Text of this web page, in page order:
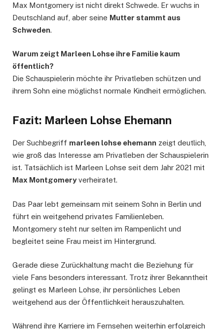
Max Montgomery ist nicht direkt Schwede. Er wuchs in
Deutschland auf, aber seine Mutter stammt aus
Schweden.
Warum zeigt Marleen Lohse ihre Familie kaum
öffentlich?
Die Schauspielerin möchte ihr Privatleben schützen und
ihrem Sohn eine möglichst normale Kindheit ermöglichen.
Fazit: Marleen Lohse Ehemann
Der Suchbegriff marleen lohse ehemann zeigt deutlich,
wie groß das Interesse am Privatleben der Schauspielerin
ist. Tatsächlich ist Marleen Lohse seit dem Jahr 2021 mit
Max Montgomeryverheiratet.
Das Paar lebt gemeinsam mit seinem Sohn in Berlin und
führt ein weitgehend privates Familienleben.
Montgomery steht nur selten im Rampenlicht und
begleitet seine Frau meist im Hintergrund.
Gerade diese Zurückhaltung macht die Beziehung für
viele Fans besonders interessant. Trotz ihrer Bekanntheit
gelingt es Marleen Lohse, ihr persönliches Leben
weitgehend aus der Öffentlichkeit herauszuhalten.
Während ihre Karriere im Fernsehen weiterhin erfolgreich